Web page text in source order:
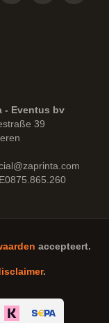
- Eventus bv
39
accepteert.
.